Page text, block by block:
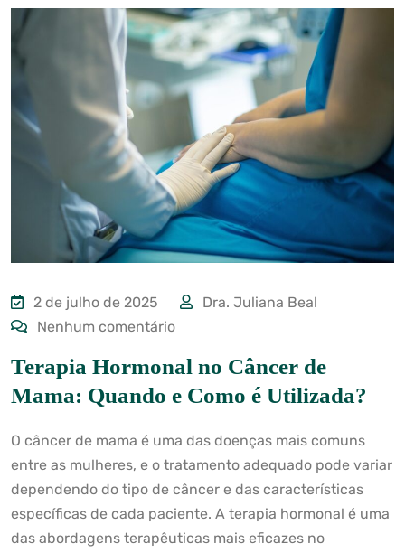
2 de julho de 2025
Dra. Juliana Beal
Nenhum comentário
Terapia Hormonal no Câncer de
Mama: Quando e Como é Utilizada?
O câncer de mama é uma das doenças mais comuns
entre as mulheres, e o tratamento adequado pode variar
dependendo do tipo de câncer e das características
específicas de cada paciente. A terapia hormonal é uma
das abordagens terapêuticas mais eficazes no